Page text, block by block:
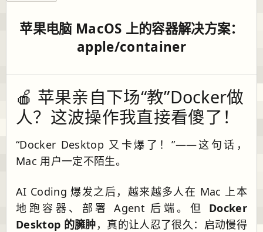
苹果电脑 MacOS 上的容器解决方案：
apple/container
🍎 苹果亲自下场“教”Docker做
人？这波操作我直接看傻了！
“Docker Desktop 又卡爆了！”——这句话，
Mac 用户一定不陌生。
AI Coding 爆发之后，越来越多人在 Mac 上本
地跑容器、部署 Agent 后端。但 Docker
Desktop 的臃肿，真的让人忍了很久：启动慢得